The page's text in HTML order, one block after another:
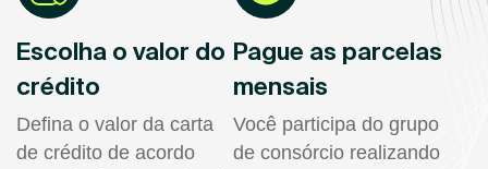
Escolha o valor do
crédito
Defina o valor da carta
de crédito de acordo
Pague as parcelas
mensais
Você participa do grupo
de consórcio realizando